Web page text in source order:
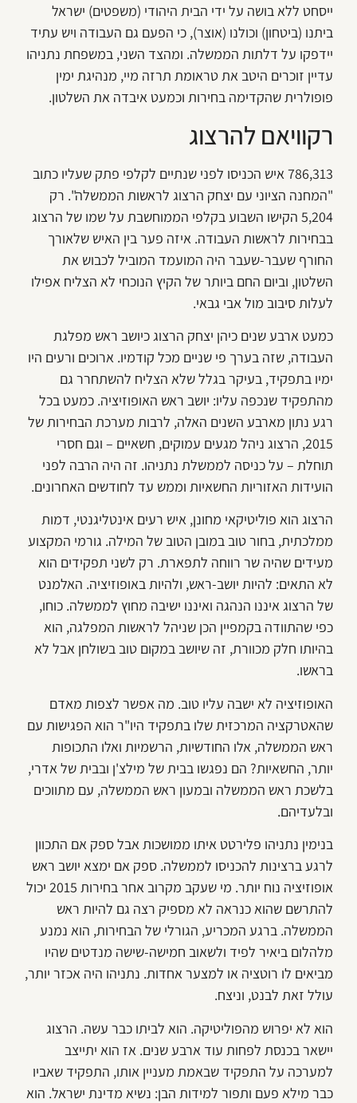
ייסחט ללא בושה על ידי הבית היהודי (משפטים) ישראל
ביתנו (ביטחון) וכולנו (אוצר), כי הפעם גם העבודה ויש עתיד
יידפקו על דלתות הממשלה. ומהצד השני, במשפחת נתניהו
עדיין זוכרים היטב את טראומת תרזה מיי, מנהיגת ימין
פופולרית שהקדימה בחירות וכמעט איבדה את השלטון.
רקוויאם להרצוג
786,313 איש הכניסו לפני שנתיים לקלפי פתק שעליו כתוב
"המחנה הציוני עם יצחק הרצוג לראשות הממשלה". רק
5,204 הקישו השבוע בקלפי הממוחשבת על שמו של הרצוג
בבחירות לראשות העבודה. איזה פער בין האיש שלאורך
החורף שעבר-שעבר היה המועמד המוביל לכבוש את
השלטון, וביום החם ביותר של הקיץ הנוכחי לא הצליח אפילו
לעלות סיבוב מול אבי גבאי.
כמעט ארבע שנים כיהן יצחק הרצוג כיושב ראש מפלגת
העבודה, שזה בערך פי שניים מכל קודמיו. ארוכים ורעים היו
ימיו בתפקיד, בעיקר בגלל שלא הצליח להשתחרר גם
מהתפקיד שנכפה עליו: יושב ראש האופוזיציה. כמעט בכל
רגע נתון מארבע השנים האלה, לרבות מערכת הבחירות של
2015, הרצוג ניהל מגעים עמוקים, חשאיים – וגם חסרי
תוחלת – על כניסה לממשלת נתניהו. זה היה הרבה לפני
הועידות האזוריות החשאיות וממש עד לחודשים האחרונים.
הרצוג הוא פוליטיקאי מחונן, איש רעים אינטליגנטי, דמות
ממלכתית, בחור טוב במובן הטוב של המילה. גורמי המקצוע
מעידים שהיה שר רווחה לתפארת. רק לשני תפקידים הוא
לא התאים: להיות יושב-ראש, ולהיות באופוזיציה. האלמנט
של הרצוג איננו הנהגה ואיננו ישיבה מחוץ לממשלה. כוחו,
כפי שהתוודה בקמפיין הכן שניהל לראשות המפלגה, הוא
בהיותו חלק מכוורת, זה שיושב במקום טוב בשולחן אבל לא
בראשו.
האופוזיציה לא ישבה עליו טוב. מה אפשר לצפות מאדם
שהאטרקציה המרכזית שלו בתפקיד היו"ר הוא הפגישות עם
ראש הממשלה, אלו החודשיות, הרשמיות ואלו התכופות
יותר, החשאיות? הם נפגשו בבית של מילצ'ן ובבית של אדרי,
בלשכת ראש הממשלה ובמעון ראש הממשלה, עם מתווכים
ובלעדיהם.
בנימין נתניהו פלירטט איתו ממושכות אבל ספק אם התכוון
לרגע ברצינות להכניסו לממשלה. ספק אם ימצא יושב ראש
אופוזיציה נוח יותר. מי שעקב מקרוב אחר בחירות 2015 יכול
להתרשם שהוא כנראה לא מספיק רצה גם להיות ראש
הממשלה. ברגע המכריע, הגורלי של הבחירות, הוא נמנע
מלהלום ביאיר לפיד ולשאוב חמישה-שישה מנדטים שהיו
מביאים לו רוטציה או למצער אחדות. נתניהו היה אכזר יותר,
עולל זאת לבנט, וניצח.
הוא לא יפרוש מהפוליטיקה. הוא לביתו כבר עשה. הרצוג
יישאר בכנסת לפחות עוד ארבע שנים. אז הוא יתייצב
למערכה על התפקיד שבאמת מעניין אותו, התפקיד שאביו
כבר מילא פעם ותפור למידות הבן: נשיא מדינת ישראל. הוא